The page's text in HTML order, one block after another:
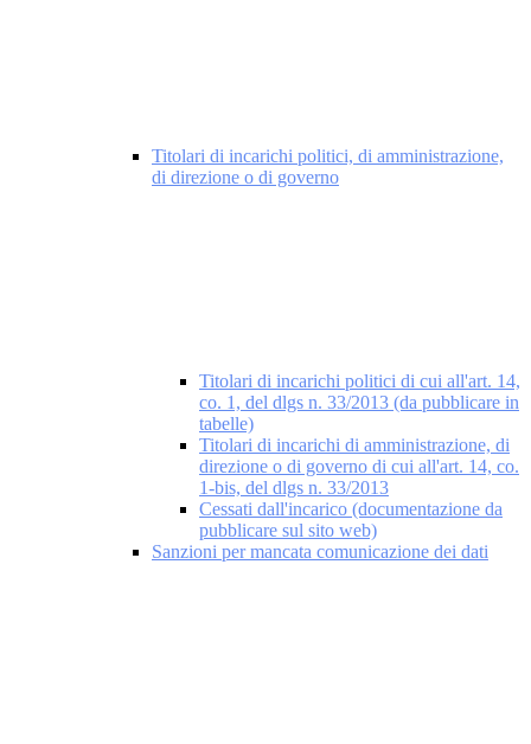
Titolari di incarichi politici, di amministrazione,
di direzione o di governo
Titolari di incarichi politici di cui all'art. 14,
co. 1, del dlgs n. 33/2013 (da pubblicare in
tabelle)
Titolari di incarichi di amministrazione, di
direzione o di governo di cui all'art. 14, co.
1-bis, del dlgs n. 33/2013
Cessati dall'incarico (documentazione da
pubblicare sul sito web)
Sanzioni per mancata comunicazione dei dati